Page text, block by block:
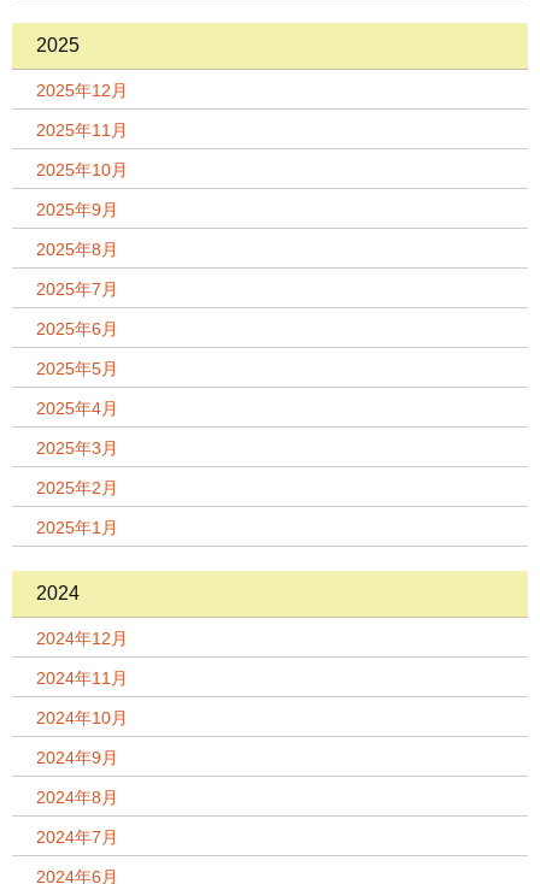
2025
2025年12月
2025年11月
2025年10月
2025年9月
2025年8月
2025年7月
2025年6月
2025年5月
2025年4月
2025年3月
2025年2月
2025年1月
2024
2024年12月
2024年11月
2024年10月
2024年9月
2024年8月
2024年7月
2024年6月